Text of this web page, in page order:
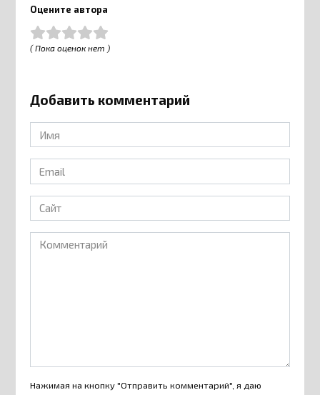
Оцените автора
( Пока оценок нет )
Добавить комментарий
Имя
*
Email
*
Сайт
Комментарий
Нажимая на кнопку "Отправить комментарий", я даю